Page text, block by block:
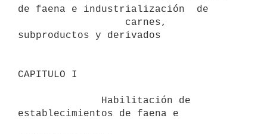
de faena e industrialización  de
subproductos y derivados
CAPITULO I
establecimientos de faena e